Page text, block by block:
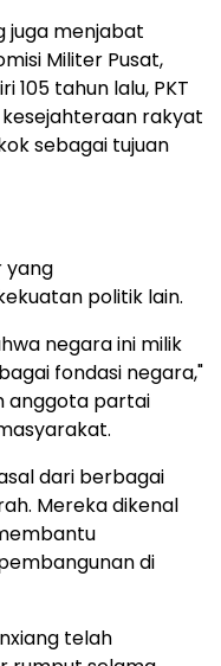
juga menjabat
Militer Pusat,
105 tahun lalu, PKT
rakyat
sebagai tujuan
yang
politik lain.
negara ini milik
fondasi negara,"
anggota partai
dari berbagai
Mereka dikenal
di
telah